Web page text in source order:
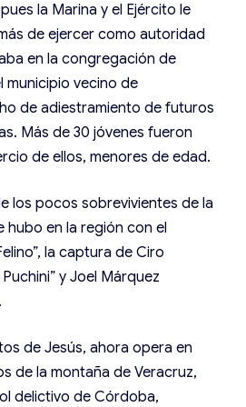
la Marina y el Ejército le
de ejercer como autoridad
en la congregación de
municipio vecino de
de adiestramiento de futuros
Más de 30 jóvenes fueron
de ellos, menores de edad.
los pocos sobrevivientes de la
hubo en la región con el
la captura de Ciro
y Joel Márquez
de Jesús, ahora opera en
de la montaña de Veracruz,
delictivo de Córdoba,